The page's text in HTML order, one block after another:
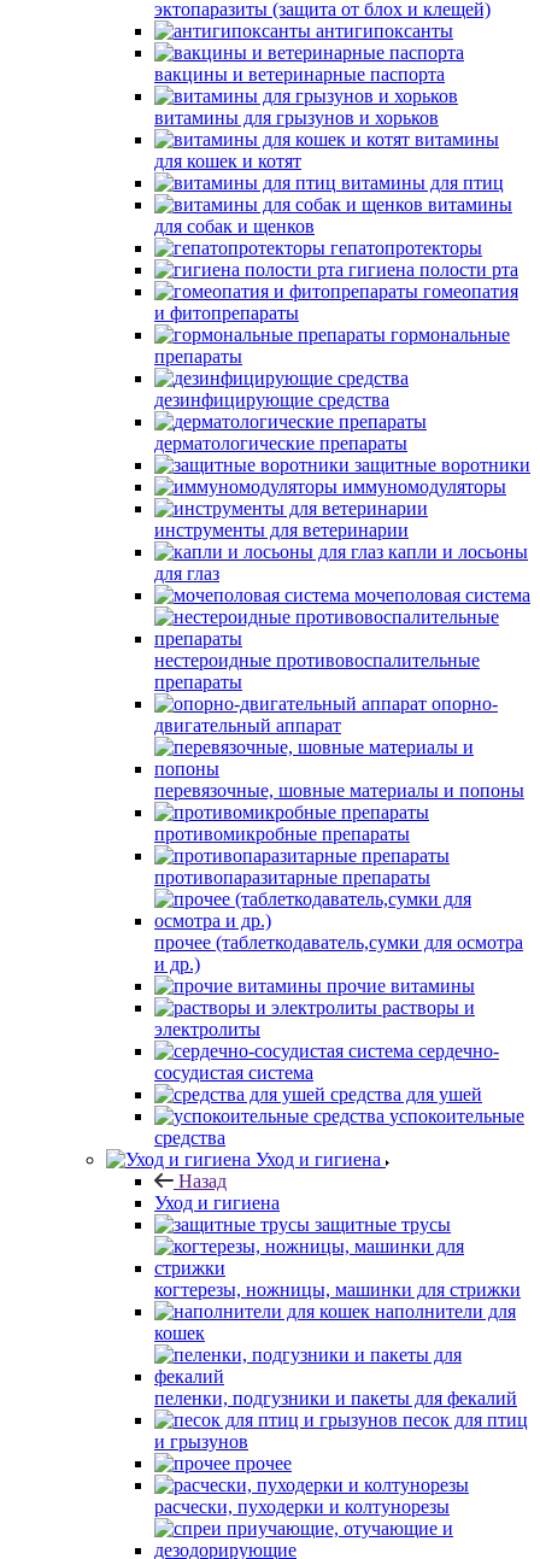
эктопаразиты (защита от блох и клещей)
антигипоксанты
вакцины и ветеринарные паспорта
витамины для грызунов и хорьков
витамины
для кошек и котят
витамины для птиц
витамины
для собак и щенков
гепатопротекторы
гигиена полости рта
гомеопатия
и фитопрепараты
гормональные
препараты
дезинфицирующие средства
дерматологические препараты
защитные воротники
иммуномодуляторы
инструменты для ветеринарии
капли и лосьоны
для глаз
мочеполовая система
нестероидные противовоспалительные
препараты
опорно-
двигательный аппарат
перевязочные, шовные материалы и попоны
противомикробные препараты
противопаразитарные препараты
прочее (таблеткодаватель,сумки для осмотра
и др.)
прочие витамины
растворы и
электролиты
сердечно-
сосудистая система
средства для ушей
успокоительные
средства
Уход и гигиена
Назад
Уход и гигиена
защитные трусы
когтерезы, ножницы, машинки для стрижки
наполнители для
кошек
пеленки, подгузники и пакеты для фекалий
песок для птиц
и грызунов
прочее
расчески, пуходерки и колтунорезы